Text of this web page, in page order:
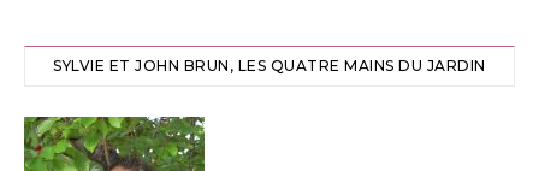
SYLVIE ET JOHN BRUN, LES QUATRE MAINS DU JARDIN